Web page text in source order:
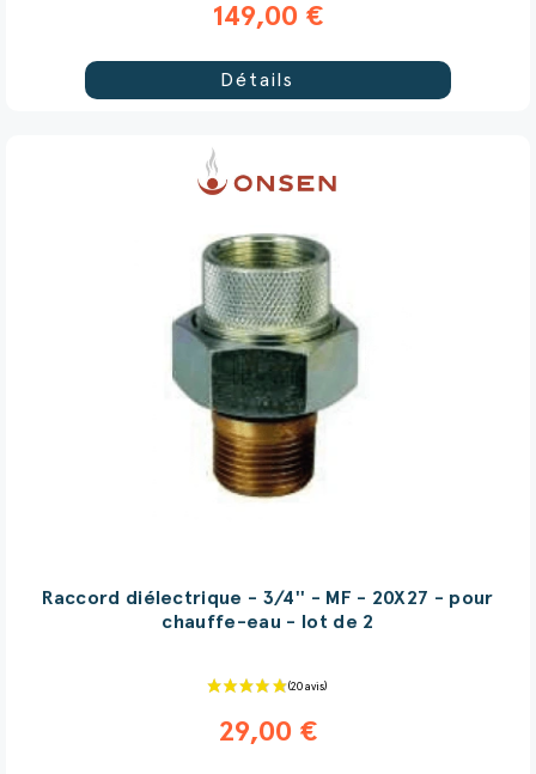
149,00 €
Détails
Raccord diélectrique - 3/4'' - MF - 20X27 - pour
chauffe-eau - lot de 2
29,00 €